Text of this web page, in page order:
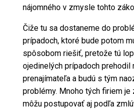
nájomného v zmysle tohto
Čiže tu sa dostaneme do
prípadoch, ktoré bude potom
spôsobom riešiť, pretože tú
ojedinelých prípadoch prehodil
prenajímateľa a budú s tým
problémy. Mnoho tých firiem je
môžu postupovať aj podľa